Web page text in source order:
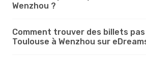
Wenzhou ?
Comment trouver des billets
Toulouse à Wenzhou sur